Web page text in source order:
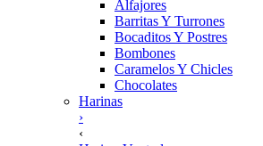
Alfajores
Barritas Y Turrones
Bocaditos Y Postres
Bombones
Caramelos Y Chicles
Chocolates
Harinas
›
‹